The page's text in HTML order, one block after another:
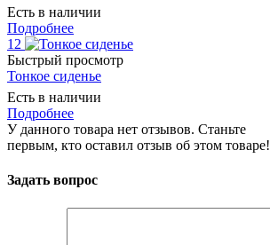
Есть в наличии
Подробнее
12
Быстрый просмотр
Тонкое сиденье
Есть в наличии
Подробнее
У данного товара нет отзывов. Станьте
первым, кто оставил отзыв об этом товаре!
Задать вопрос